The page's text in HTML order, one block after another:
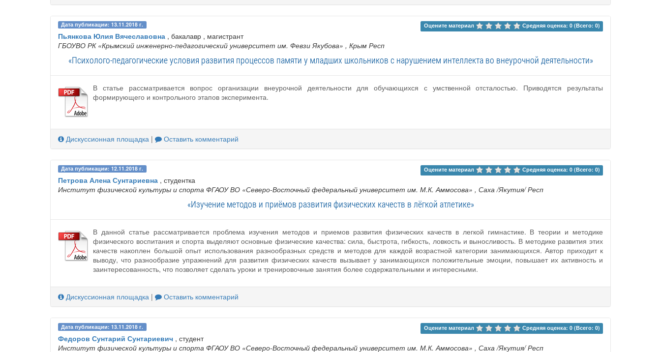
Дата публикации: 13.11.2018 г. Оцените материал Средняя оценка: 0 (Всего: 0)
Пьянкова Юлия Вячеславовна , бакалавр , магистрант
ГБОУВО РК «Крымский инженерно-педагогический университет им. Февзи Якубова» , Крым Респ
«Психолого-педагогические условия развития процессов памяти у младших школьников с нарушением интеллекта во внеурочной деятельности»
В статье рассматривается вопрос организации внеурочной деятельности для обучающихся с умственной отсталостью. Приводятся результаты
формирующего и контрольного этапов эксперимента.
Дискуссионная площадка | Оставить комментарий
Дата публикации: 12.11.2018 г. Оцените материал Средняя оценка: 0 (Всего: 0)
Петрова Алена Сунтариевна , студентка
Институт физической культуры и спорта ФГАОУ ВО «Северо-Восточный федеральный университет им. М.К. Аммосова» , Саха /Якутия/ Респ
«Изучение методов и приёмов развития физических качеств в лёгкой атлетике»
В данной статье рассматривается проблема изучения методов и приемов развития физических качеств в легкой гимнастике. В теории и методике
физического воспитания и спорта выделяют основные физические качества: сила, быстрота, гибкость, ловкость и выносливость. В методике развития этих
качеств накоплен большой опыт использования разнообразных средств и методов для каждой возрастной категории занимающихся. Автор приходит к
выводу, что разнообразие упражнений для развития физических качеств вызывает у занимающихся положительные эмоции, повышает их активность и
заинтересованность, что позволяет сделать уроки и тренировочные занятия более содержательными и интересными.
Дискуссионная площадка | Оставить комментарий
Дата публикации: 13.11.2018 г. Оцените материал Средняя оценка: 0 (Всего: 0)
Федоров Сунтарий Сунтариевич , студент
Институт физической культуры и спорта ФГАОУ ВО «Северо-Восточный федеральный университет им. М.К. Аммосова» , Саха /Якутия/ Респ